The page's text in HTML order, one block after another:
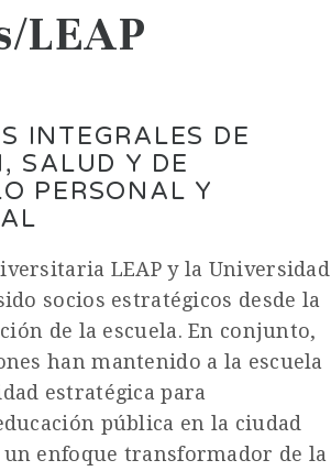
LEAP
INTEGRALES DE
SALUD Y DE
PERSONAL Y
LEAP y la Universidad
socios estratégicos desde la
de la escuela. En conjunto,
han mantenido a la escuela
estratégica para
pública en la ciudad
un enfoque transformador de la